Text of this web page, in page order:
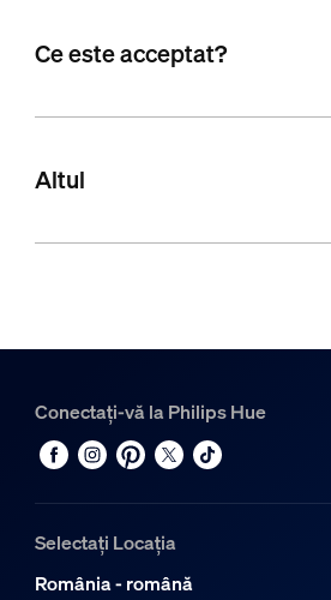
Ce este acceptat?
Altul
Conectați-vă la Philips Hue
Selectați Locația
România - română